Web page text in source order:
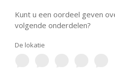
Kunt u een oordeel geven
volgende onderdelen?
De lokatie